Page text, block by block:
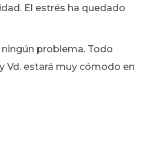
El estrés ha quedado
problema. Todo
Vd. estará muy cómodo en